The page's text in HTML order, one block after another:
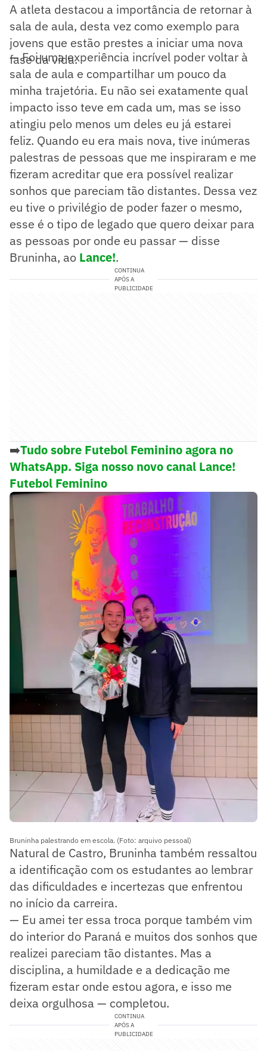
A atleta destacou a importância de retornar à
sala de aula, desta vez como exemplo para
jovens que estão prestes a iniciar uma nova
fase da vida.
— Foi uma experiência incrível poder voltar à
sala de aula e compartilhar um pouco da
minha trajetória. Eu não sei exatamente qual
impacto isso teve em cada um, mas se isso
atingiu pelo menos um deles eu já estarei
feliz. Quando eu era mais nova, tive inúmeras
palestras de pessoas que me inspiraram e me
fizeram acreditar que era possível realizar
sonhos que pareciam tão distantes. Dessa vez
eu tive o privilégio de poder fazer o mesmo,
esse é o tipo de legado que quero deixar para
as pessoas por onde eu passar — disse
Bruninha, ao Lance!.
CONTINUA
APÓS A
PUBLICIDADE
➡️Tudo sobre Futebol Feminino agora no
WhatsApp. Siga nosso novo canal Lance!
Futebol Feminino
Bruninha palestrando em escola. (Foto: arquivo pessoal)
Natural de Castro, Bruninha também ressaltou
a identificação com os estudantes ao lembrar
das dificuldades e incertezas que enfrentou
no início da carreira.
— Eu amei ter essa troca porque também vim
do interior do Paraná e muitos dos sonhos que
realizei pareciam tão distantes. Mas a
disciplina, a humildade e a dedicação me
fizeram estar onde estou agora, e isso me
deixa orgulhosa — completou.
CONTINUA
APÓS A
PUBLICIDADE